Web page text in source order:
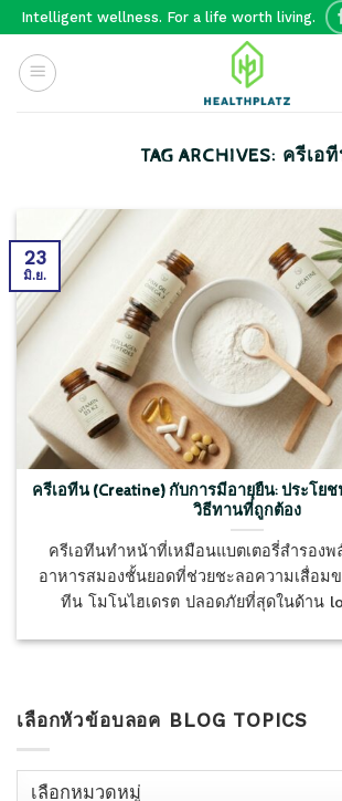
Skip
content
Intelligent wellness. For a life worth living.
TAG ARCHIVES: ครีเอ
ครีเอทีน (Creatine) กับการมีอายุยืน: ประโย
วิธีทานที่ถูกต้อง
ครีเอทีนทำหน้าที่เหมือนแบตเตอรี่สำรองพ
อาหารสมองชั้นยอดที่ช่วยชะลอความเสื่อมข
ทีน โมโนไฮเดรต ปลอดภัยที่สุดในด้าน
23
มิ.ย.
เลือกหัวข้อบลอค BLOG TOPICS
เลือก